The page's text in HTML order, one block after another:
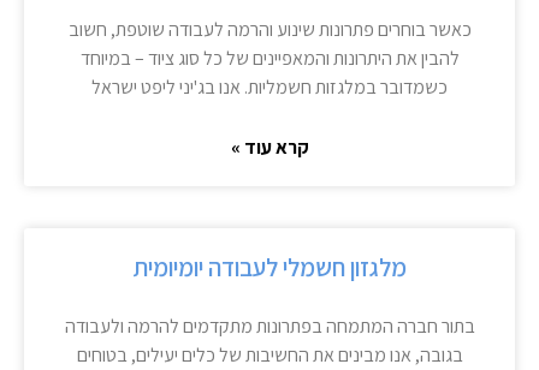
כאשר בוחרים פתרונות שינוע והרמה לעבודה שוטפת, חשוב
להבין את היתרונות והמאפיינים של כל סוג ציוד – במיוחד
כשמדובר במלגזות חשמליות. אנו בג'יני ליפט ישראל
קרא עוד »
מלגזון חשמלי לעבודה יומיומית
בתור חברה המתמחה בפתרונות מתקדמים להרמה ולעבודה
בגובה, אנו מבינים את החשיבות של כלים יעילים, בטוחים